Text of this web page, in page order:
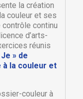
la création
couleur et ses
contrôle continu
d’arts-
réunis
» de
à la couleur et
couleur à